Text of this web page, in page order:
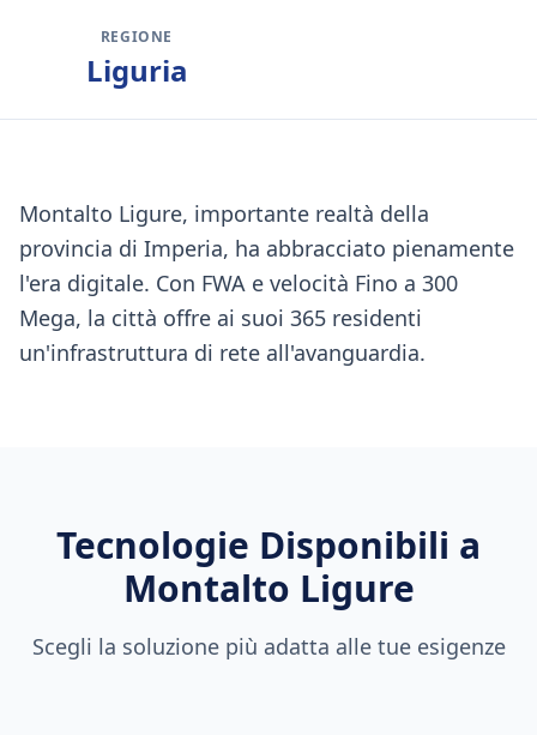
REGIONE
Liguria
Montalto Ligure, importante realtà della
provincia di Imperia, ha abbracciato pienamente
l'era digitale. Con FWA e velocità Fino a 300
Mega, la città offre ai suoi 365 residenti
un'infrastruttura di rete all'avanguardia.
Tecnologie Disponibili a
Montalto Ligure
Scegli la soluzione più adatta alle tue esigenze